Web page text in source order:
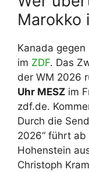
Marokko
Kanada
im ZDF. Das
der WM 2026
Uhr MESZ im
zdf.de.
Durch die
2026“ führt ab
Hohenstein
Christoph